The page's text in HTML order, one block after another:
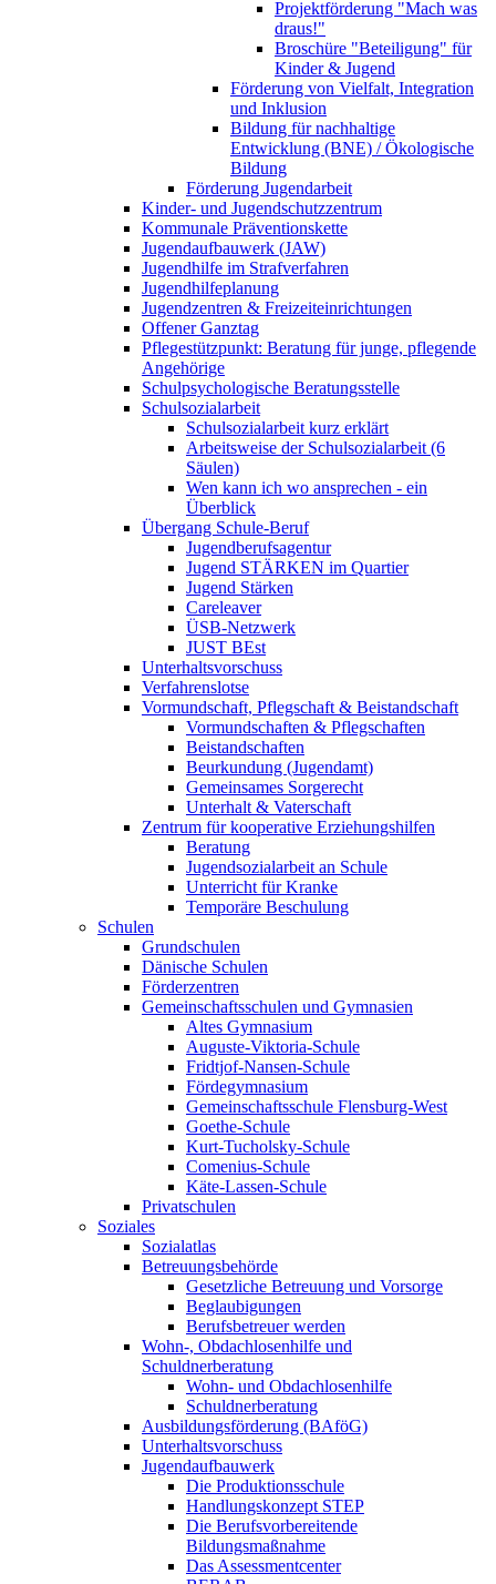
Projektförderung "Mach was
draus!"
Broschüre "Beteiligung" für
Kinder & Jugend
Förderung von Vielfalt, Integration
und Inklusion
Bildung für nachhaltige
Entwicklung (BNE) / Ökologische
Bildung
Förderung Jugendarbeit
Kinder- und Jugendschutzzentrum
Kommunale Präventionskette
Jugendaufbauwerk (JAW)
Jugendhilfe im Strafverfahren
Jugendhilfeplanung
Jugendzentren & Freizeiteinrichtungen
Offener Ganztag
Pflegestützpunkt: Beratung für junge, pflegende
Angehörige
Schulpsychologische Beratungsstelle
Schulsozialarbeit
Schulsozialarbeit kurz erklärt
Arbeitsweise der Schulsozialarbeit (6
Säulen)
Wen kann ich wo ansprechen - ein
Überblick
Übergang Schule-Beruf
Jugendberufsagentur
Jugend STÄRKEN im Quartier
Jugend Stärken
Careleaver
ÜSB-Netzwerk
JUST BEst
Unterhaltsvorschuss
Verfahrenslotse
Vormundschaft, Pflegschaft & Beistandschaft
Vormundschaften & Pflegschaften
Beistandschaften
Beurkundung (Jugendamt)
Gemeinsames Sorgerecht
Unterhalt & Vaterschaft
Zentrum für kooperative Erziehungshilfen
Beratung
Jugendsozialarbeit an Schule
Unterricht für Kranke
Temporäre Beschulung
Schulen
Grundschulen
Dänische Schulen
Förderzentren
Gemeinschaftsschulen und Gymnasien
Altes Gymnasium
Auguste-Viktoria-Schule
Fridtjof-Nansen-Schule
Fördegymnasium
Gemeinschaftsschule Flensburg-West
Goethe-Schule
Kurt-Tucholsky-Schule
Comenius-Schule
Käte-Lassen-Schule
Privatschulen
Soziales
Sozialatlas
Betreuungsbehörde
Gesetzliche Betreuung und Vorsorge
Beglaubigungen
Berufsbetreuer werden
Wohn-, Obdachlosenhilfe und
Schuldnerberatung
Wohn- und Obdachlosenhilfe
Schuldnerberatung
Ausbildungsförderung (BAföG)
Unterhaltsvorschuss
Jugendaufbauwerk
Die Produktionsschule
Handlungskonzept STEP
Die Berufsvorbereitende
Bildungsmaßnahme
Das Assessmentcenter